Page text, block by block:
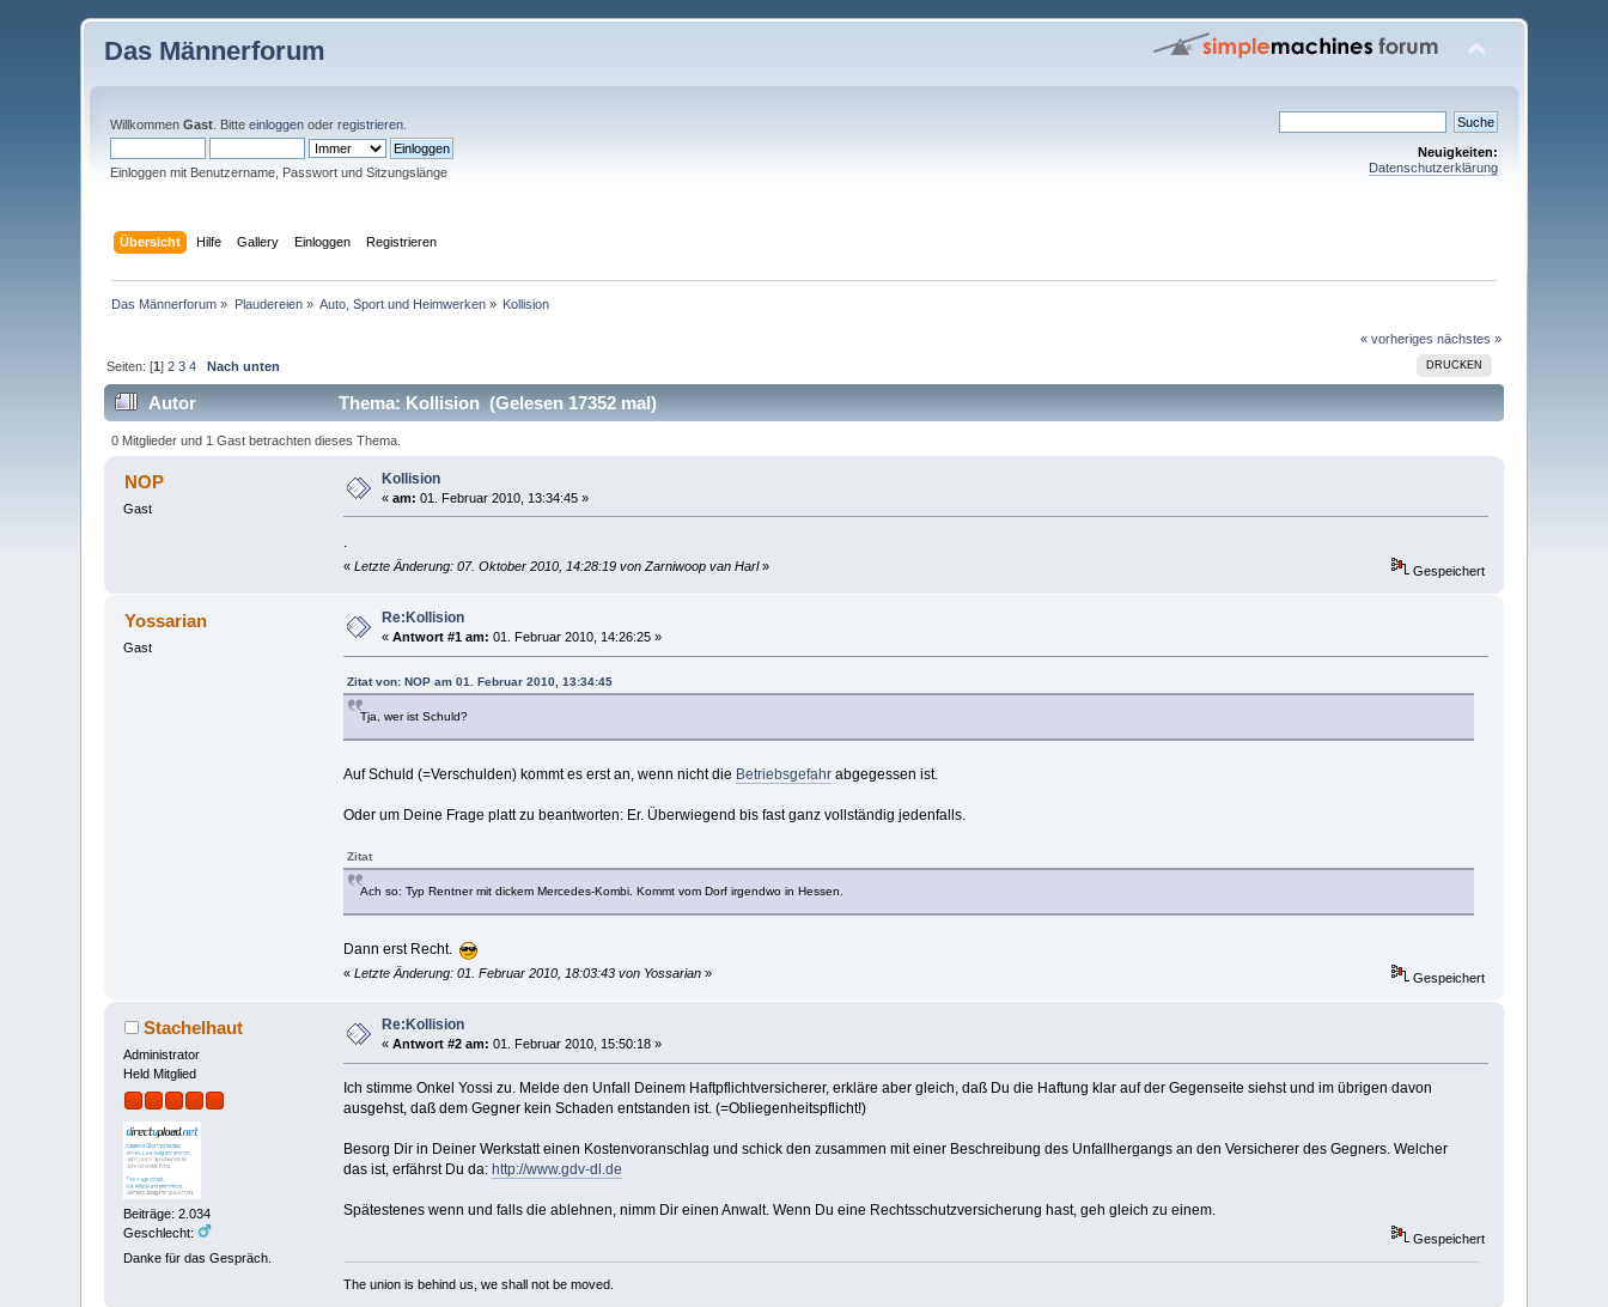
Das Männerforum
WillkommenGast . Bitteeinloggen oderregistrieren
Einloggen mit Benutzername, Passwort und Sitzungslänge
Neuigkeiten:
Datenschutzerklärung
Übersicht Hilfe Gallery Einloggen Registrieren
Das Männerforum » Plaudereien» Auto, Sport und Heimwerken » Kollision
« vorheriges nächstes »
DRUCKEN
Seiten: [1]2 3 4 Nach unten
Autor Thema: Kollision (Gelesen 17352 mal)
0 Mitglieder und 1 Gast betrachten dieses Thema.
NOP
Gast
Kollision
«am: 01. Februar 2010, 13:34:45 »
.
« Letzte Änderung: 07. Oktober 2010, 14:28:19 von Zarniwoop van Harl» Gespeichert
Yossarian
Gast
Re:Kollision
«Antwort #1 am: 01. Februar 2010, 14:26:25 »
Zitat von: NOP am 01. Februar 2010, 13:34:45
Tja, wer ist Schuld?
Auf Schuld (=Verschulden) kommt es erst an, wenn nicht die Betriebsgefahrabgegessen ist.
Oder um Deine Frage platt zu beantworten: Er. Überwiegend bis fast ganz vollständig jedenfalls.
Zitat
Ach so: Typ Rentner mit dickem Mercedes-Kombi. Kommt vom Dorf irgendwo in Hessen.
Dann erst Recht.
« Letzte Änderung: 01. Februar 2010, 18:03:43 von Yossarian» Gespeichert
Stachelhaut
Administrator
Held Mitglied
Beiträge: 2.034
Geschlecht:
Danke für das Gespräch.
Re:Kollision
«Antwort #2 am: 01. Februar 2010, 15:50:18 »
Ich stimme Onkel Yossi zu. Melde den Unfall Deinem Haftpflichtversicherer, erkläre aber gleich, daß Du die Haftung klar auf der Gegenseite siehst und im übrigen davon
ausgehst, daß dem Gegner kein Schaden entstanden ist. (=Obliegenheitspflicht!)
Besorg Dir in Deiner Werkstatt einen Kostenvoranschlag und schick den zusammen mit einer Beschreibung des Unfallhergangs an den Versicherer des Gegners. Welcher
das ist, erfährst Du da: http://www.gdv-dl.de
Spätestenes wenn und falls die ablehnen, nimm Dir einen Anwalt. Wenn Du eine Rechtsschutzversicherung hast, geh gleich zu einem.
Gespeichert
The union is behind us, we shall not be moved.